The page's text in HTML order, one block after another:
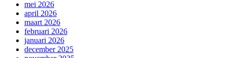
mei 2026
april 2026
maart 2026
februari 2026
januari 2026
december 2025